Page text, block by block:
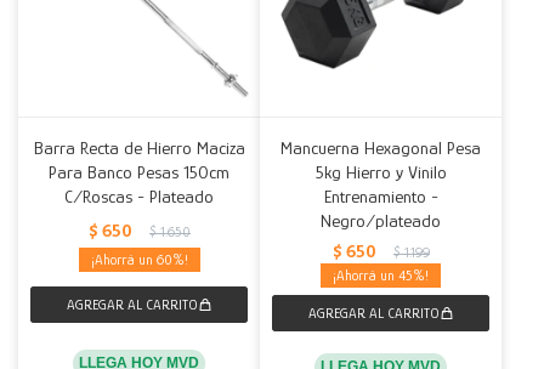
Barra Recta de Hierro Maciza
Para Banco Pesas 150cm
C/Roscas - Plateado
$ 650 $ 1.650
60
LLEGA HOY MVD
Mancuerna Hexagonal Pesa
5kg Hierro y Vinilo
Entrenamiento -
Negro/plateado
$ 650 $ 1.199
45